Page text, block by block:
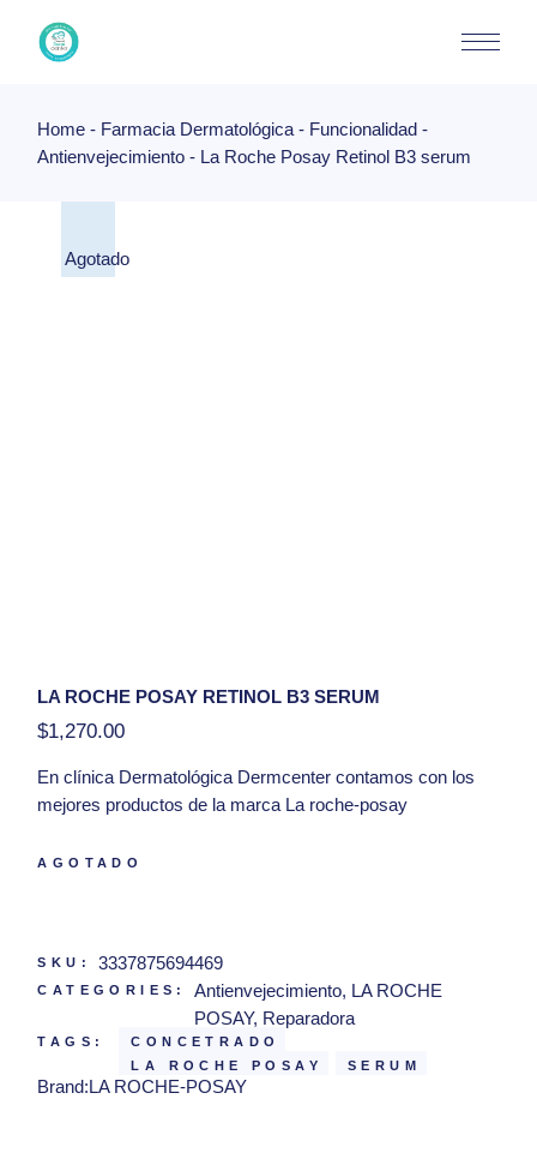
content
Home Farmacia Dermatológica
Funcionalidad
Antienvejecimiento
La Roche Posay Retinol B3 serum
Agotado
LA ROCHE POSAY RETINOL B3 SERUM
$1,270.00
En clínica Dermatológica Dermcenter contamos con los
mejores productos de la marca La roche-posay
incluso para pieles sensibles.
AGOTADO
SKU: 3337875694469
CATEGORIES: Antienvejecimiento, LA ROCHE
POSAY, Reparadora
TAGS:
CONCETRADO
LA ROCHE POSAY
SERUM
Brand:LA ROCHE-POSAY